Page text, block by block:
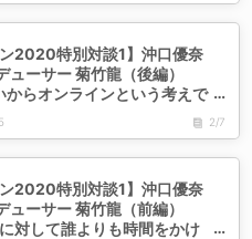
ン2020特別対談1】沖口優奈
ューサー 菊竹龍（後編）
からオンラインという考えで
なら振り切ってやりたい」
2/7
ン2020特別対談1】沖口優奈
ューサー 菊竹龍（前編）
対して誰よりも時間をかけ